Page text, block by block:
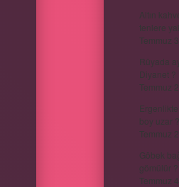
Altın
tenlere
Temmuz
Rüyada
Diyanet ?
Temmuz
boy uzar ?
Temmuz
Göbek
gömülür ?
Temmuz